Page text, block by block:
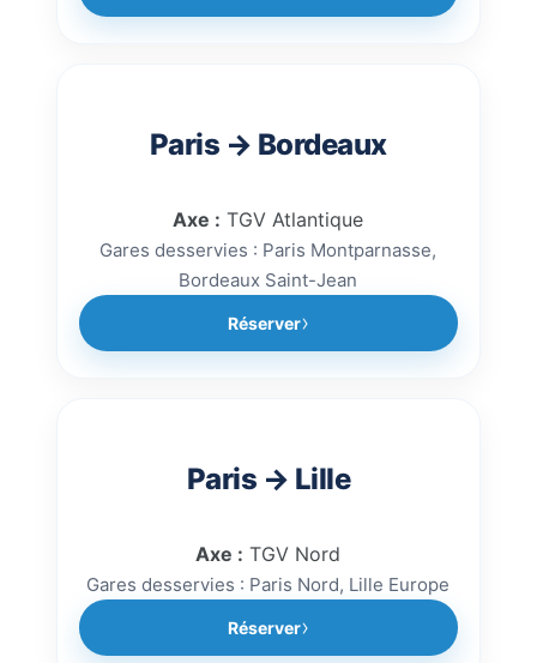
Paris → Bordeaux
Axe : TGV Atlantique
Gares desservies : Paris Montparnasse,
Bordeaux Saint-Jean
Réserver
Paris → Lille
Axe : TGV Nord
Gares desservies : Paris Nord, Lille Europe
Réserver